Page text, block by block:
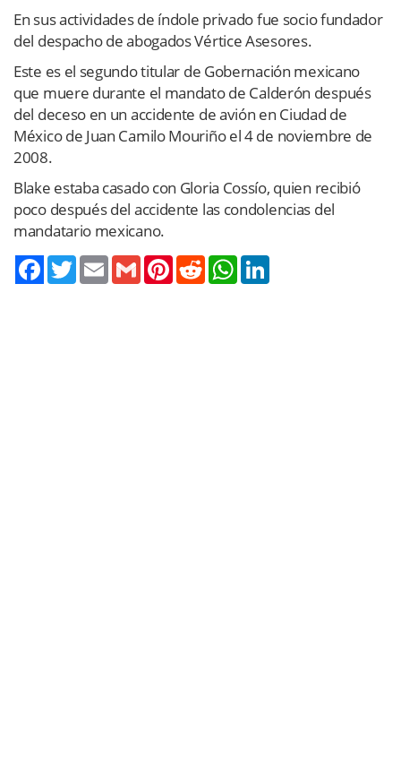
En sus actividades de índole privado fue socio fundador
del despacho de abogados Vértice Asesores.
Este es el segundo titular de Gobernación mexicano
que muere durante el mandato de Calderón después
del deceso en un accidente de avión en Ciudad de
México de Juan Camilo Mouriño el 4 de noviembre de
2008.
Blake estaba casado con Gloria Cossío, quien recibió
poco después del accidente las condolencias del
mandatario mexicano.
TwitterEmail Gmail PinterestReddit WhatsApp